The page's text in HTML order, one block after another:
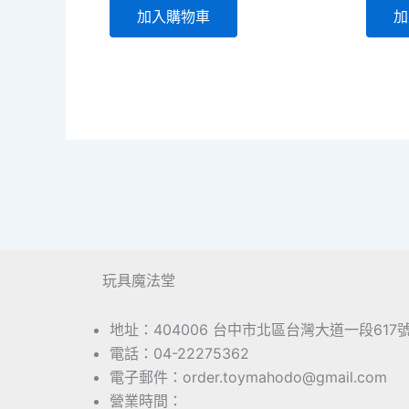
加入購物車
玩具魔法堂
地址：404006 台中市北區台灣大道一段617
電話：04-22275362
電子郵件：order.toymahodo@gmail.com
營業時間：